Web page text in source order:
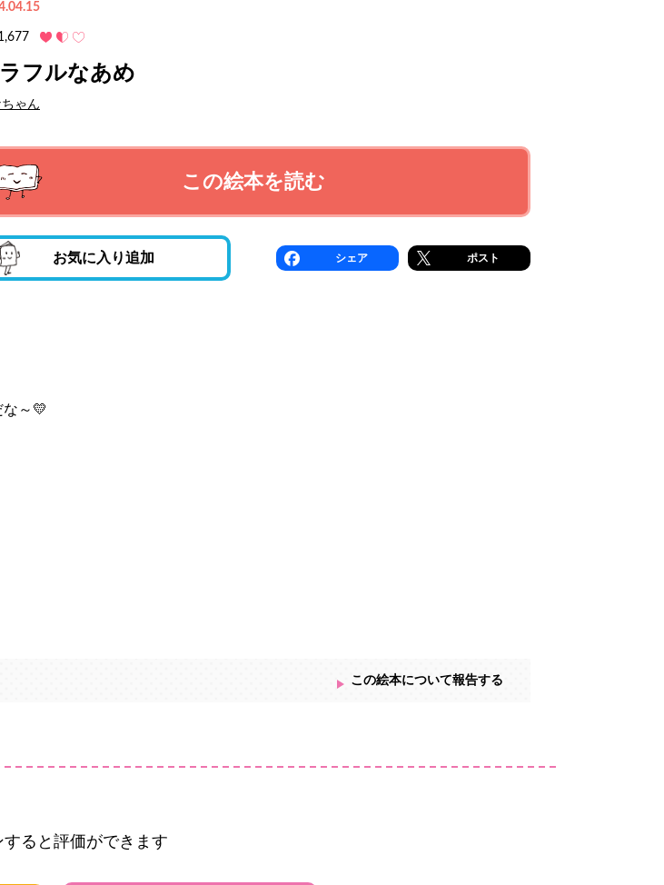
フルなあめ
ゃん
この絵本を読む
お気に入り追加 シェア ポスト
～💛
この絵本について報告する
すると評価ができます